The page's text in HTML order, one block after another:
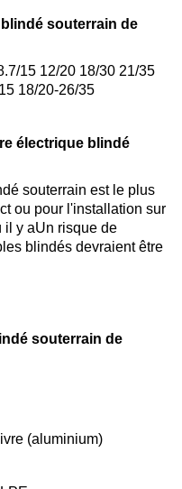
souterrain de
15 12/20 18/30 21/35
18/20-26/35
électrique blindé
souterrain est le plus
ou pour l'installation sur
il y aUn risque de
blindés devraient être
souterrain de
(aluminium)